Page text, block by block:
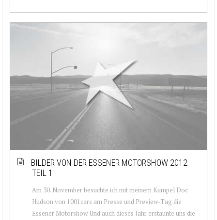
BILDER VON DER ESSENER MOTORSHOW 2012
TEIL 1
Am 30. November besuchte ich mit meinem Kumpel Doc
Hudson von 1001cars am Presse und Preview-Tag die
Essener Motorshow. Und auch dieses Jahr erstaunte uns die